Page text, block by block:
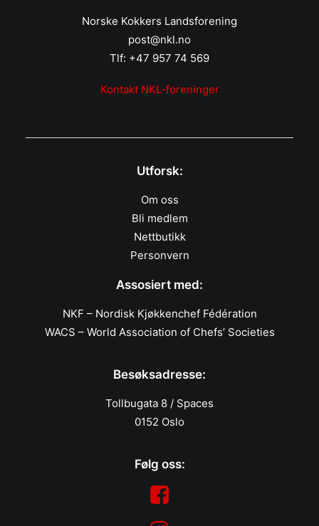
Norske Kokkers Landsforening
post@nkl.no
Tlf: +47 957 74 569
Kontakt NKL-foreninger
Utforsk:
Om oss
Bli medlem
Nettbutikk
Personvern
Assosiert med:
NKF – Nordisk Kjøkkenchef Fédération
WACS – World Association of Chefs’ Societies
Besøksadresse:
Tollbugata 8 / Spaces
0152 Oslo
Følg oss: